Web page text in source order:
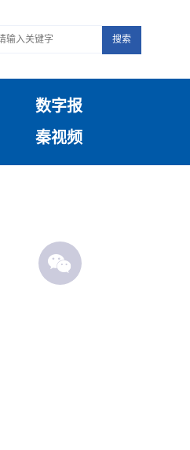
搜索
数字报
秦视频